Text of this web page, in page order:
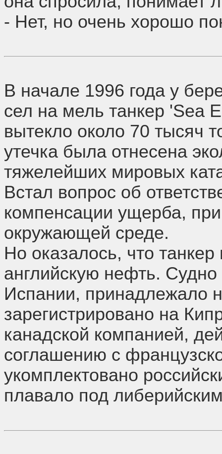
- Нет, но очень хорошо
В начале 1996 года у
сел на мель танкер 'Sea
вытекло около 70 тысяч
утечка была отнесена
тяжелейших мировых
Встал вопрос об
компенсации ущерба,
окружающей среде.
Но оказалось, что танкер
английскую нефть.
Испании, принадлежало
зарегистрировано на
канадской компанией,
соглашению с
укомплектовано
плавало под